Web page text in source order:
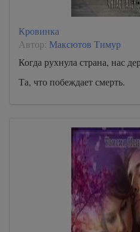
Кровинка
Автор: Максютов Тимур
Когда рухнула страна, нас
Та, что побеждает смерть.